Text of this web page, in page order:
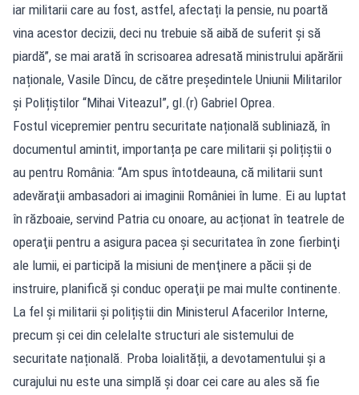
iar militarii care au fost, astfel, afectați la pensie, nu poartă
vina acestor decizii, deci nu trebuie să aibă de suferit și să
piardă”, se mai arată în scrisoarea adresată ministrului apărării
naționale, Vasile Dîncu, de către președintele Uniunii Militarilor
și Polițiștilor “Mihai Viteazul”, gl.(r) Gabriel Oprea.
Fostul vicepremier pentru securitate națională subliniază, în
documentul amintit, importanța pe care militarii și polițiștii o
au pentru România: “Am spus întotdeauna, că militarii sunt
adevăraţii ambasadori ai imaginii României în lume. Ei au luptat
în războaie, servind Patria cu onoare, au acționat în teatrele de
operaţii pentru a asigura pacea și securitatea în zone fierbinţi
ale lumii, ei participă la misiuni de menţinere a păcii și de
instruire, planifică şi conduc operaţii pe mai multe continente.
La fel și militarii și polițiștii din Ministerul Afacerilor Interne,
precum și cei din celelalte structuri ale sistemului de
securitate națională. Proba loialității, a devotamentului și a
curajului nu este una simplă și doar cei care au ales să fie